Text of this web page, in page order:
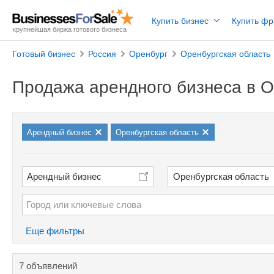
крупнейшая биржа готового бизнеса
Купить бизнес Купить
Готовый бизнес Россия Оренбург Оренбургская область
Продажа арендного бизнеса в
Арендный бизнес Оренбургская область
Арендный бизнес Оренбургская область
Еще фильтры
7 объявлений